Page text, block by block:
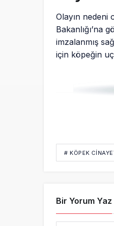
Olayın nedeni
Bakanlığı’na
imzalanmış
için köpeğin
# KÖPEK
Bir Yorum Yaz